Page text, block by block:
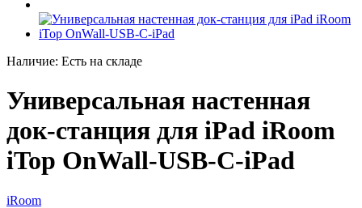
Наличие: Есть на складе
Универсальная настенная
док-станция для iPad iRoom
iTop OnWall-USB-C-iPad
iRoom